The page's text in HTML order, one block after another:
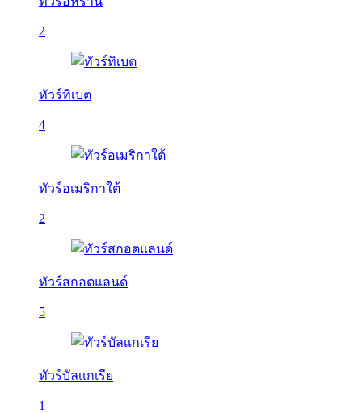
2
ทัวร์ทิเบต
4
ทัวร์อเมริกาใต้
2
ทัวร์สกอตแลนด์
5
ทัวร์บัลเเกเรีย
1